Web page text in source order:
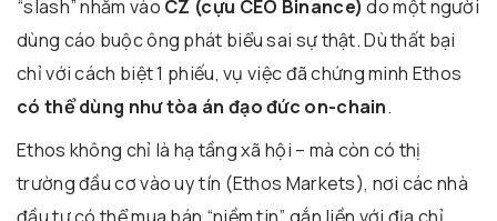
“slash” nhằm vào CZ (cựu CEO Binance) do một người
dùng cáo buộc ông phát biểu sai sự thật. Dù thất bại
chỉ với cách biệt 1 phiếu, vụ việc đã chứng minh Ethos
có thể dùng như tòa án đạo đức on-chain.
Ethos không chỉ là hạ tầng xã hội – mà còn có thị
trường đầu cơ vào uy tín (Ethos Markets), nơi các nhà